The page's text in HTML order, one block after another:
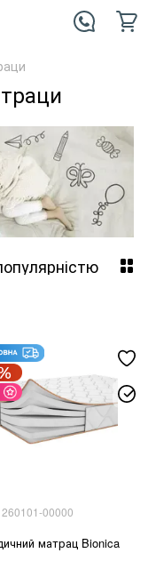
260101-00000
матрац Bionica